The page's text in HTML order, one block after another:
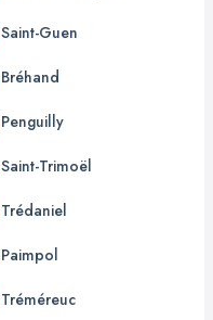
Saint-Guen
Bréhand
Penguilly
Saint-Trimoël
Trédaniel
Paimpol
Tréméreuc